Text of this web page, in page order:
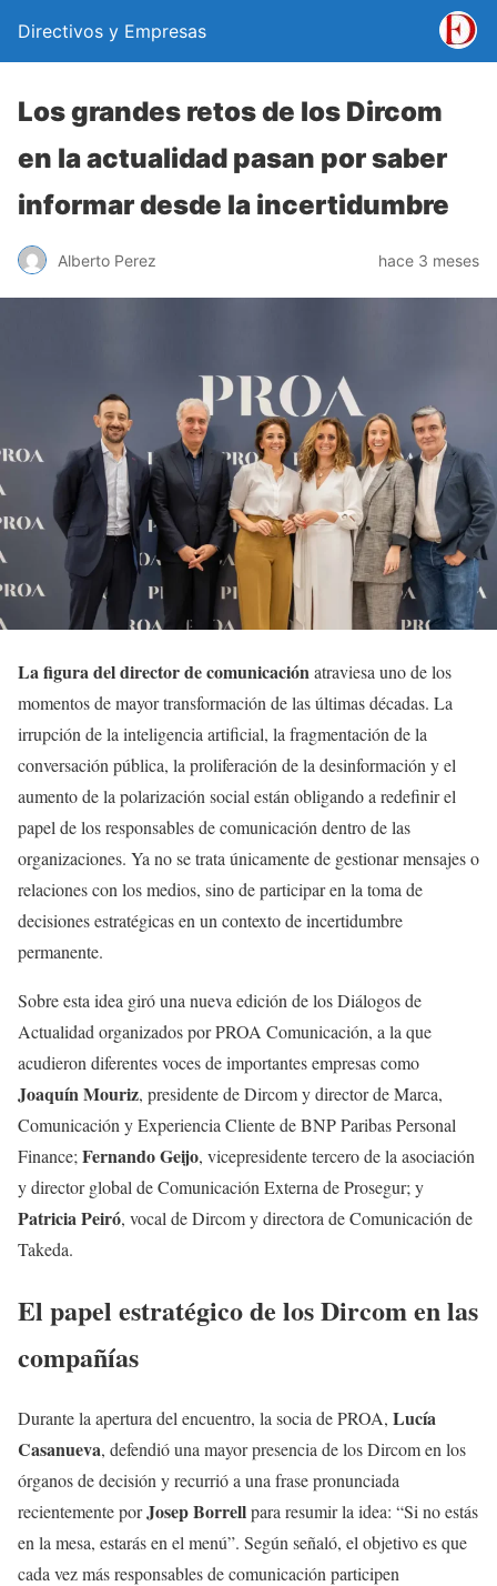
Directivos y Empresas
Los grandes retos de los Dircom
en la actualidad pasan por saber
informar desde la incertidumbre
Alberto Perez hace 3 meses
La figura del director de comunicaciónatraviesa uno de los
momentos de mayor transformación de las últimas décadas. La
irrupción de la inteligencia artificial, la fragmentación de la
conversación pública, la proliferación de la desinformación y el
aumento de la polarización social están obligando a redefinir el
papel de los responsables de comunicación dentro de las
organizaciones. Ya no se trata únicamente de gestionar mensajes o
relaciones con los medios, sino de participar en la toma de
decisiones estratégicas en un contexto de incertidumbre
permanente.
Sobre esta idea giró una nueva edición de los Diálogos de
Actualidad organizados por PROA Comunicación, a la que
acudieron diferentes voces de importantes empresas como
Joaquín Mouriz, presidente de Dircom y director de Marca,
Comunicación y Experiencia Cliente de BNP Paribas Personal
Finance; Fernando Geijo, vicepresidente tercero de la asociación
y director global de Comunicación Externa de Prosegur; y
Patricia Peiró, vocal de Dircom y directora de Comunicación de
Takeda.
El papel estratégico de los Dircom en las
compañías
Durante la apertura del encuentro, la socia de PROA, Lucía
Casanueva, defendió una mayor presencia de los Dircom en los
órganos de decisión y recurrió a una frase pronunciada
recientemente porJosep Borrellpara resumir la idea: “Si no estás
en la mesa, estarás en el menú”. Según señaló, el objetivo es que
cada vez más responsables de comunicación participen